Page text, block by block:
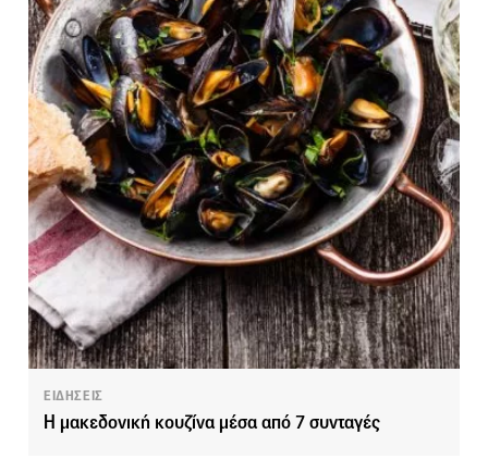
ΕΙΔΗΣΕΙΣ
Η μακεδονική κουζίνα μέσα από 7 συνταγές